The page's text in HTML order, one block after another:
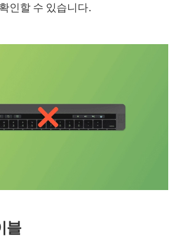
인할 수 있습니다.
블